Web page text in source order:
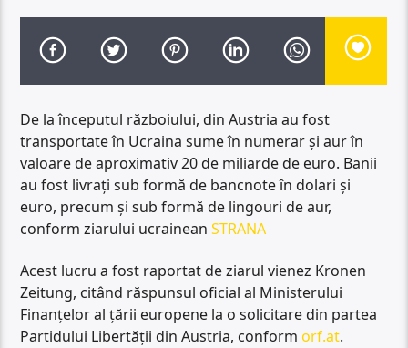
De la începutul războiului, din Austria au fost
transportate în Ucraina sume în numerar și aur în
valoare de aproximativ 20 de miliarde de euro. Banii
au fost livrați sub formă de bancnote în dolari și
euro, precum și sub formă de lingouri de aur,
conform ziarului ucraineanSTRANA
Acest lucru a fost raportat de ziarul vienez Kronen
Zeitung, citând răspunsul oficial al Ministerului
Finanțelor al țării europene la o solicitare din partea
Partidului Libertății din Austria, conformorf.at.